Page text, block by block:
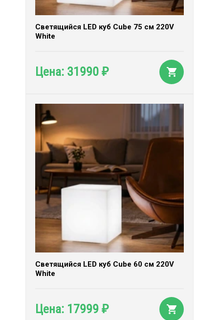
Светящийся LED куб Cube 75 см 220V
White
Цена: 31990 ₽
Светящийся LED куб Cube 60 см 220V
White
Цена: 17999 ₽